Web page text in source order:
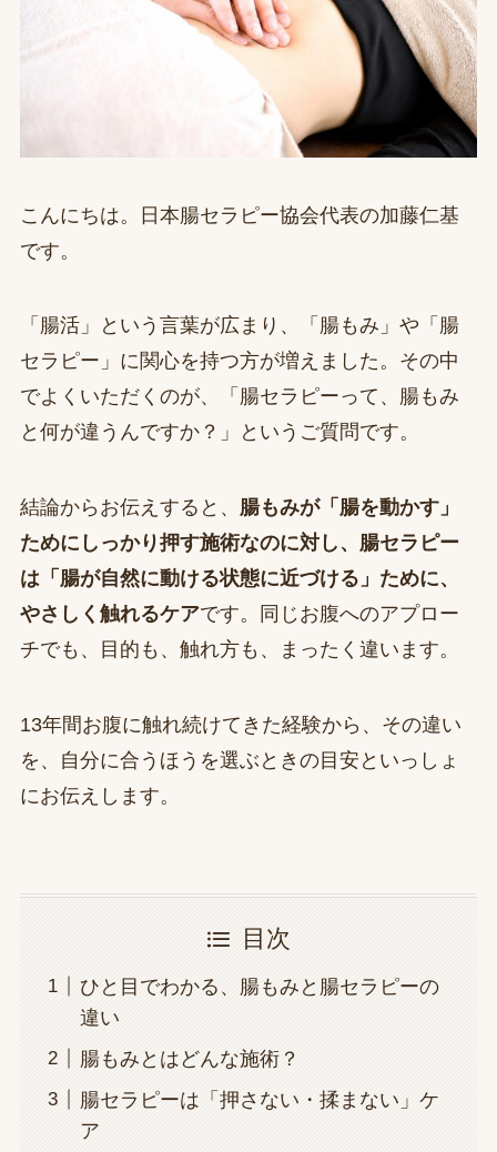
こんにちは。日本腸セラピー協会代表の加藤仁基
です。
「腸活」という言葉が広まり、「腸もみ」や「腸
セラピー」に関心を持つ方が増えました。その中
でよくいただくのが、「腸セラピーって、腸もみ
と何が違うんですか？」というご質問です。
結論からお伝えすると、 腸もみが「腸を動かす」
ためにしっかり押す施術なのに対し、腸セラピー
は「腸が自然に動ける状態に近づける」ために、
やさしく触れるケアです。同じお腹へのアプロー
チでも、目的も、触れ方も、まったく違います。
13年間お腹に触れ続けてきた経験から、その違い
を、自分に合うほうを選ぶときの目安といっしょ
にお伝えします。
目次
ひと目でわかる、腸もみと腸セラピーの
違い
腸もみとはどんな施術？
腸セラピーは「押さない・揉まない」ケ
ア